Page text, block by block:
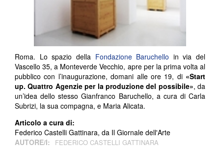
Roma. Lo spazio della Fondazione Baruchello in via del
Vascello 35, a Monteverde Vecchio, apre per la prima volta al
pubblico con l’inaugurazione, domani alle ore 19, di «Start
up. Quattro Agenzie per la produzione del possibile», da
un’idea dello stesso Gianfranco Baruchello, a cura di Carla
Subrizi, la sua compagna, e Maria Alicata.
Articolo a cura di:
Federico Castelli Gattinara, da Il Giornale dell'Arte
AUTORE/I:
FEDERICO CASTELLI GATTINARA